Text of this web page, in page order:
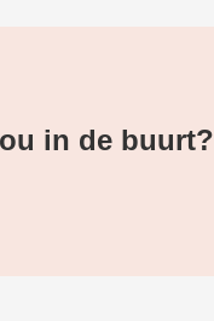
in de buurt?